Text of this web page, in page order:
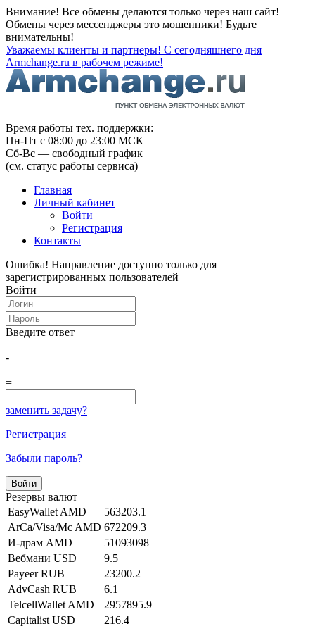
Внимание! Все обмены делаются только через наш сайт!
Обмены через мессенджеры это мошенники! Будьте
внимательны!
Уважаемы клиенты и партнеры! С сегодняшнего дня
Armchange.ru в рабочем режиме!
Время работы тех. поддержки:
Пн-Пт с 08:00 до 23:00 МСК
Сб-Вс — свободный график
(см. статус работы сервиса)
Главная
Личный кабинет
Войти
Регистрация
Контакты
Ошибка! Направление доступно только для
зарегистрированных пользователей
Войти
Введите ответ
-
=
заменить задачу?
Регистрация
Забыли пароль?
Резервы валют
EasyWallet AMD
563203.1
ArCa/Visa/Mc AMD 672209.3
И-драм AMD
51093098
Вебмани USD
9.5
Payeer RUB
23200.2
AdvCash RUB
6.1
TelcellWallet AMD
2957895.9
Capitalist USD
216.4